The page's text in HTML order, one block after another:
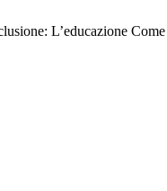
L’educazione